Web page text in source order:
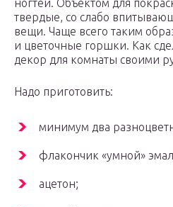
ногтей. Объектом для
твердые, со слабо
вещи. Чаще всего таким
и цветочные горшки. Как
декор для комнаты своими
Надо приготовить:
минимум два
флакончик «умной»
ацетон;